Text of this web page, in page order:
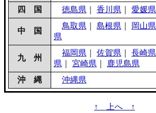
四 国
徳島県 香川県 愛媛県
中 国
鳥取県 島根県 岡山県
県
九 州
福岡県 佐賀県 長崎県
県
宮崎県
鹿児島県
沖 縄
沖縄県
↑ 上へ ↑